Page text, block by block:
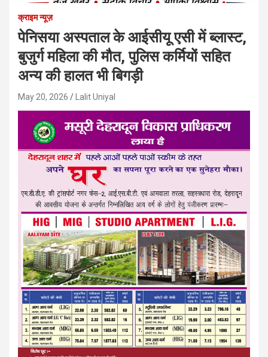
क्राइम न्यूज़
पेनिसया अस्पताल के आईसीयू एसी में ब्लास्ट,
बुजुर्ग महिला की मौत, पुलिस कर्मियों सहित
अन्य की हालत भी बिगड़ी
May 20, 2026 Lalit Uniyal